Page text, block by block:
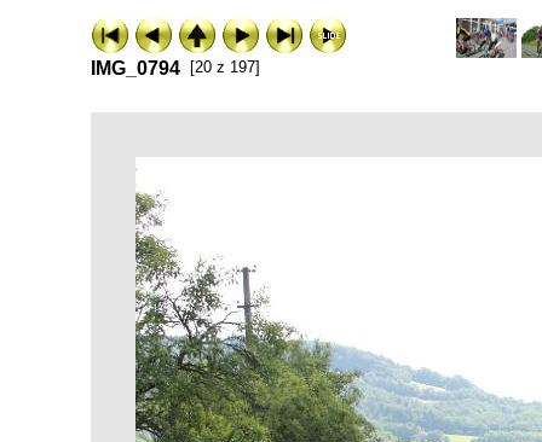
IMG_0794 [20 z 197]
ExhibitPlus